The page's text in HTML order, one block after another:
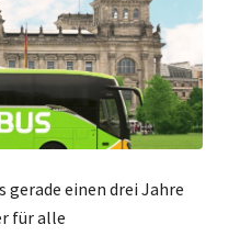
gerade einen drei Jahre
für alle